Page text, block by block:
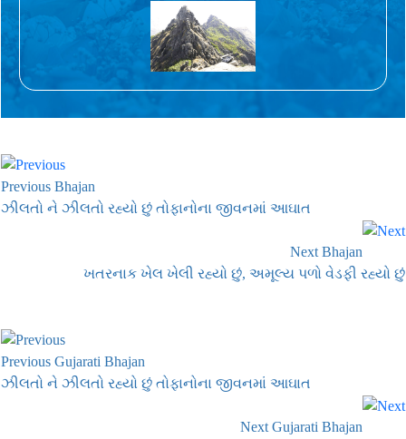
Previous Bhajan
ઝીલતો ને ઝીલતો રહ્યો છું તોફાનોના જીવનમાં આઘાત
Next Bhajan
ખતરનાક ખેલ ખેલી રહ્યો છું, અમૂલ્ય પળો વેડફી રહ્યો છું
Previous Gujarati Bhajan
ઝીલતો ને ઝીલતો રહ્યો છું તોફાનોના જીવનમાં આઘાત
Next Gujarati Bhajan